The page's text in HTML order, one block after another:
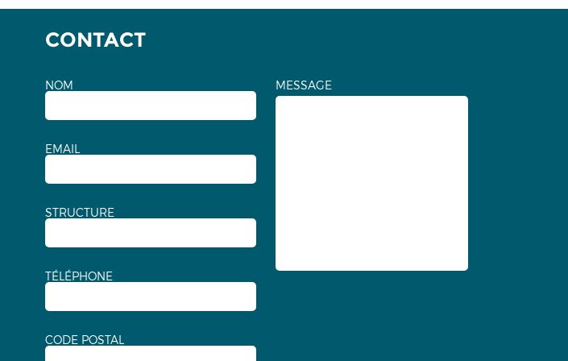
CONTACT
NOM
EMAIL
STRUCTURE
TÉLÉPHONE
CODE POSTAL
MESSAGE